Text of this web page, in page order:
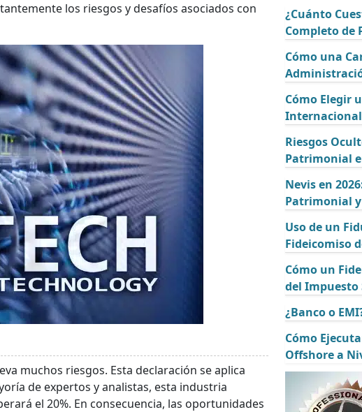
los riesgos y desafíos asociados con
muchos riesgos. Esta declaración se aplica
de expertos y analistas, esta industria
el 20%. En consecuencia, las oportunidades
¿Cuánto
Completo de
Cómo una
Cómo Elegir
Internacional
Riesgos
Patrimonial
Nevis en
Patrimonial
Uso de un
Fideicomiso
Cómo un
del Impuesto
¿Banco o
Cómo
Offshore a